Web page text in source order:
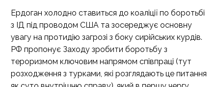
Ердоган холодно ставиться до коаліції по боротьбі
з ІД під проводом США та зосереджує основну
увагу на протидію загрозі з боку сирійських курдів.
РФ пропонує Заходу зробити боротьбу з
тероризмом ключовим напрямом співпраці (тут
розходження з турками, які розглядають це питання